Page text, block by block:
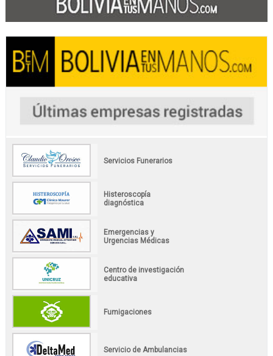
Servicios Funerarios
Histeroscopía
diagnóstica
Emergencias y
Urgencias Médicas
Centro de investigación
educativa
Fumigaciones
Servicio de Ambulancias